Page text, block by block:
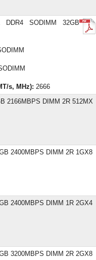
DDR4 SODIMM 32GB
s, MHz): 2666
2166MBPS DIMM 2R 512MX
2400MBPS DIMM 2R 1GX8
2400MBPS DIMM 1R 2GX4
3200MBPS DIMM 2R 2GX8